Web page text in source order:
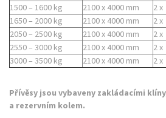
1500 – 1600 kg
2100 x 4000 mm 2 x
1650 – 2000 kg
2100 x 4000 mm 2 x
2050 – 2500 kg
2100 x 4000 mm 2 x
2550 – 3000 kg
2100 x 4000 mm 2 x
3000 – 3500 kg
2100 x 4000 mm 2 x
Přívěsy jsou vybaveny zakládacími
a rezervním kolem.